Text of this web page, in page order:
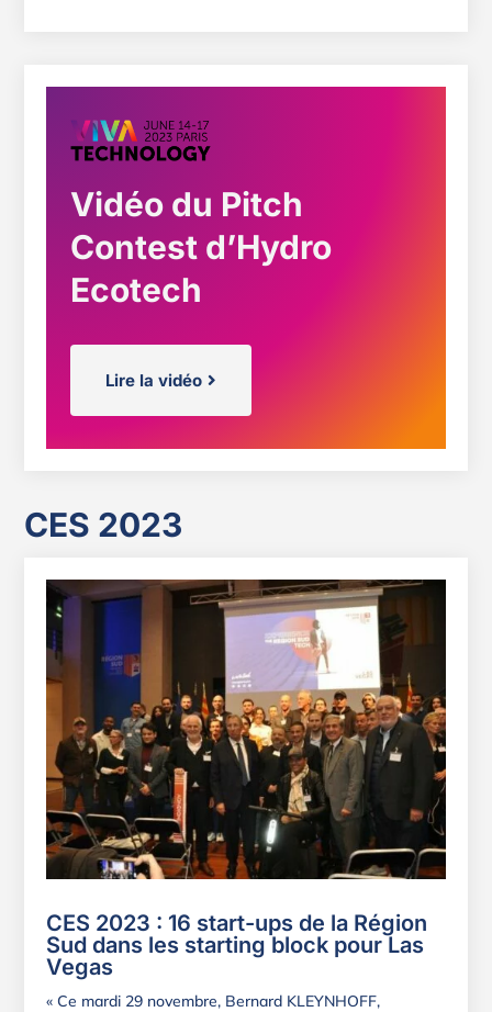
Vidéo du Pitch
Contest d’Hydro
Ecotech
Lire la vidéo
CES 2023
CES 2023 : 16 start-ups de la Région
Sud dans les starting block pour Las
Vegas
« Ce mardi 29 novembre, Bernard KLEYNHOFF,